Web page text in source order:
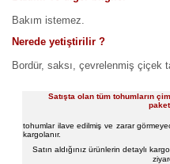
Bakım istemez.
Nerede yetiştirilir ?
Bordür, saksı, çevrelenmiş çiçek
Satışta olan tüm tohumların
Her alışveriş,
tohumlar ilave edilmiş ve zarar
kargolanır.
Satın aldığınız ürünlerin detaylı